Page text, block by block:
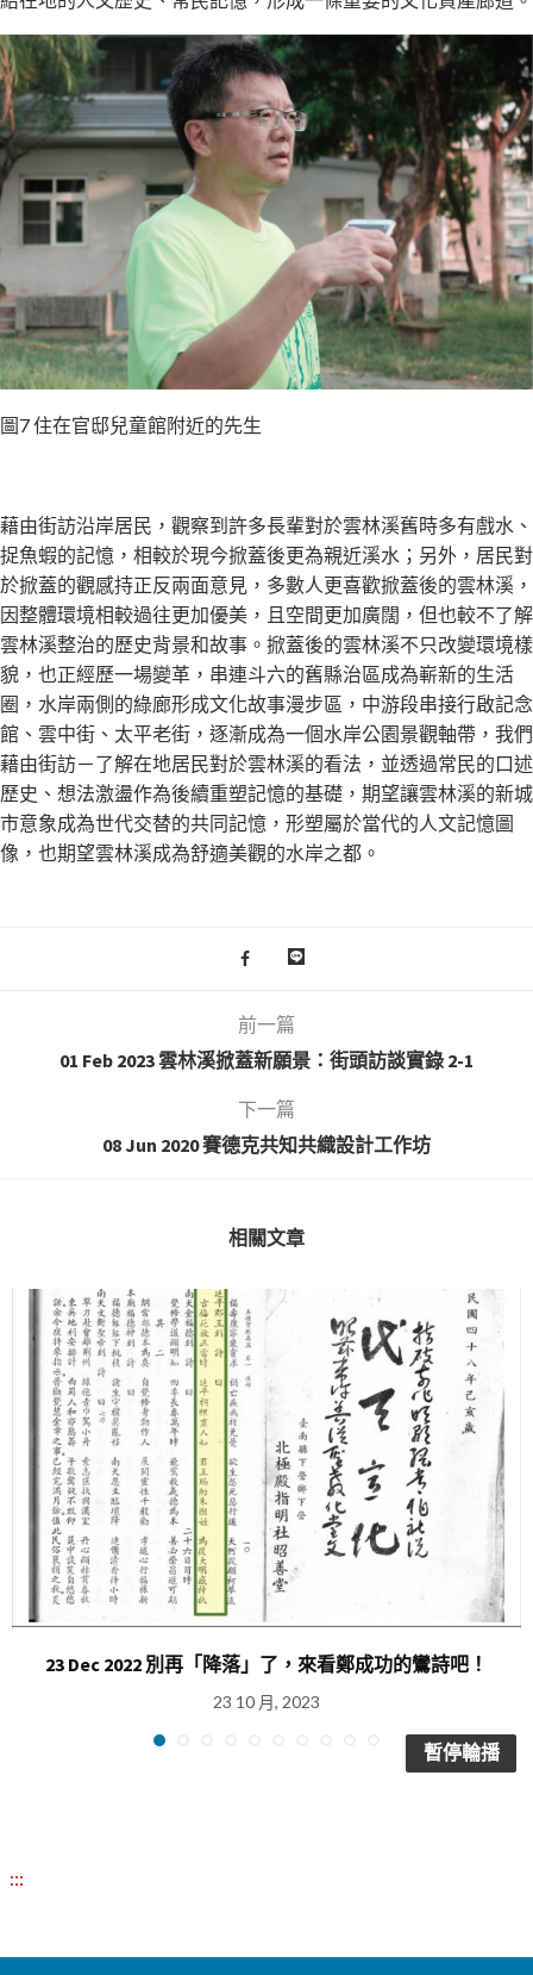
圖7 住在官邸兒童館附近的先生
藉由街訪沿岸居民，觀察到許多長輩對於雲林溪舊時多有戲水、
捉魚蝦的記憶，相較於現今掀蓋後更為親近溪水；另外，居民對
於掀蓋的觀感持正反兩面意見，多數人更喜歡掀蓋後的雲林溪，
因整體環境相較過往更加優美，且空間更加廣闊，但也較不了解
雲林溪整治的歷史背景和故事。掀蓋後的雲林溪不只改變環境樣
貌，也正經歷一場變革，串連斗六的舊縣治區成為嶄新的生活
圈，水岸兩側的綠廊形成文化故事漫步區，中游段串接行啟記念
館、雲中街、太平老街，逐漸成為一個水岸公園景觀軸帶，我們
藉由街訪－了解在地居民對於雲林溪的看法，並透過常民的口述
歷史、想法激盪作為後續重塑記憶的基礎，期望讓雲林溪的新城
市意象成為世代交替的共同記憶，形塑屬於當代的人文記憶圖
像，也期望雲林溪成為舒適美觀的水岸之都。
前一篇
01 Feb 2023 雲林溪掀蓋新願景：街頭訪談實錄 2-1
下一篇
08 Jun 2020 賽德克共知共織設計工作坊
相關文章
23 Dec 2022 別再「降落」了，來看鄭成功的鸞詩吧！
23 10 月, 2023
暫停輪播
:::